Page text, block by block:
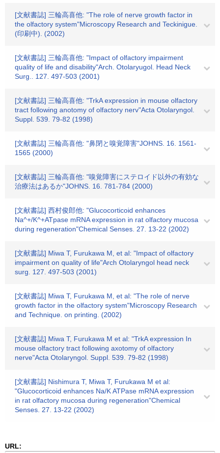
[文献書誌] 三輪高喜他: "The role of nerve growth factor in
the olfactory system"Microscopy Research and Teckinigue.
(印刷中). (2002)
[文献書誌] 三輪高喜他: "Impact of olfactory impairment
quality of life and disability"Arch. Otolaryugol. Head Neck
Surg.. 127. 497-503 (2001)
[文献書誌] 三輪高喜他: "TrkA expression in mouse olfactory
tract following anotomy of olfactory nerv"Acta Otolaryngol.
Suppl. 539. 79-82 (1998)
[文献書誌] 三輪高喜他: "鼻閉と嗅覚障害"JOHNS. 16. 1561-
1565 (2000)
[文献書誌] 三輪高喜他: "嗅覚障害にステロイド以外の有効な
治療法はあるか"JOHNS. 16. 781-784 (2000)
[文献書誌] 西村俊郎他: "Glucocorticoid enhances
Na^+/K^+ATpase mRNA expression in rat olfactory mucosa
during regeneration"Chemical Senses. 27. 13-22 (2002)
[文献書誌] Miwa T, Furukawa M, et al: "Impact of olfactory
impairment on quality of life"Arch Otolaryngol head neck
surg. 127. 497-503 (2001)
[文献書誌] Miwa T, Furukawa M, et al: "The role of nerve
growth factor in the olfactory system"Microscopy Research
and Technique. on printing. (2002)
[文献書誌] Miwa T, Furukawa M et al: "TrkA expression In
mouse olfactory tract following axotomy of olfactory
nerve"Acta Otolaryngol. Suppl. 539. 79-82 (1998)
[文献書誌] Nishimura T, Miwa T, Furukawa M et al:
"Glucocorticoid enhances Na/K ATPase mRNA expression
in rat olfactory mucosa during regeneration"Chemical
Senses. 27. 13-22 (2002)
URL: